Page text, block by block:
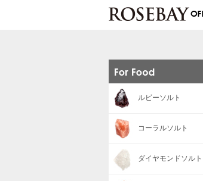
ルビーソルト
コーラルソルト
ダイヤモンドソルト